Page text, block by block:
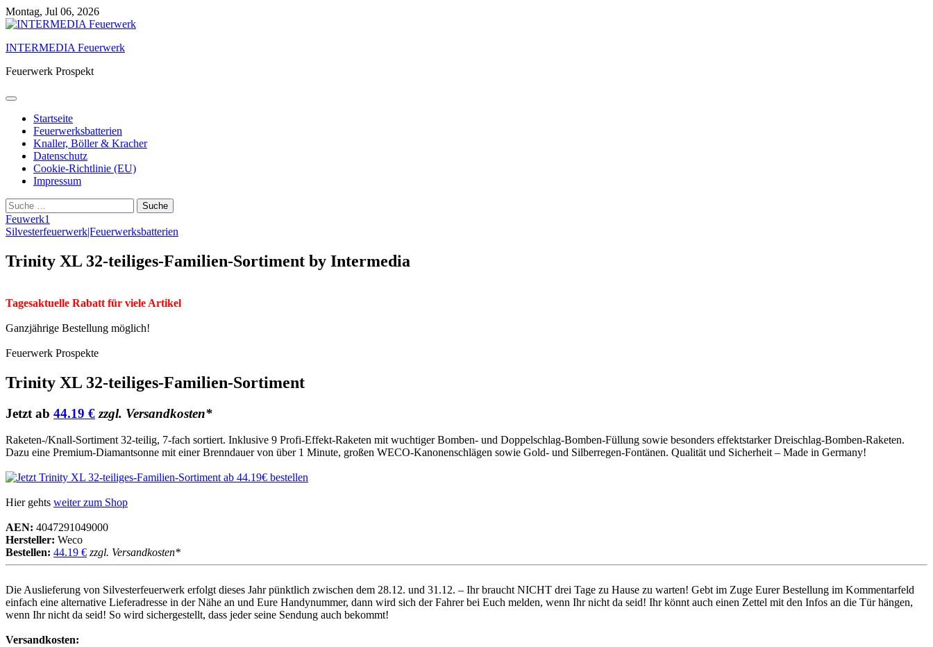
Skip
to
Montag, Jul 06, 2026
INTERMEDIA Feuerwerk
Feuerwerk Prospekt
Startseite
Feuerwerksbatterien
Knaller, Böller & Kracher
Datenschutz
Cookie-Richtlinie (EU)
Impressum
Suche
nach:
Feuwerk1
Silvesterfeuerwerk|Feuerwerksbatterien
Trinity XL 32-teiliges-Familien-Sortiment by Intermedia
Tagesaktuelle Rabatt für viele Artikel
Ganzjährige Bestellung möglich!
Feuerwerk Prospekte
Trinity XL 32-teiliges-Familien-Sortiment
Jetzt ab 44.19 € zzgl. Versandkosten*
Raketen-/Knall-Sortiment 32-teilig, 7-fach sortiert. Inklusive 9 Profi-Effekt-Raketen mit wuchtiger Bomben- und Doppelschlag-Bomben-Füllung sowie besonders effektstarker Dreischlag-Bomben-Raketen.
Dazu eine Premium-Diamantsonne mit einer Brenndauer von über 1 Minute, großen WECO-Kanonenschlägen sowie Gold- und Silberregen-Fontänen. Qualität und Sicherheit – Made in Germany!
Hier gehts weiter zum Shop
AEN: 4047291049000
Hersteller: Weco
Bestellen: 44.19 € zzgl. Versandkosten*
Die Auslieferung von Silvesterfeuerwerk erfolgt dieses Jahr pünktlich zwischen dem 28.12. und 31.12. – Ihr braucht NICHT drei Tage zu Hause zu warten! Gebt im Zuge Eurer Bestellung im Kommentarfeld
einfach eine alternative Lieferadresse in der Nähe an und Eure Handynummer, dann wird sich der Fahrer bei Euch melden, wenn Ihr nicht da seid! Ihr könnt auch einen Zettel mit den Infos an die Tür hängen,
wenn Ihr nicht da seid! So wird sichergestellt, dass jeder seine Sendung auch bekommt!
Versandkosten: